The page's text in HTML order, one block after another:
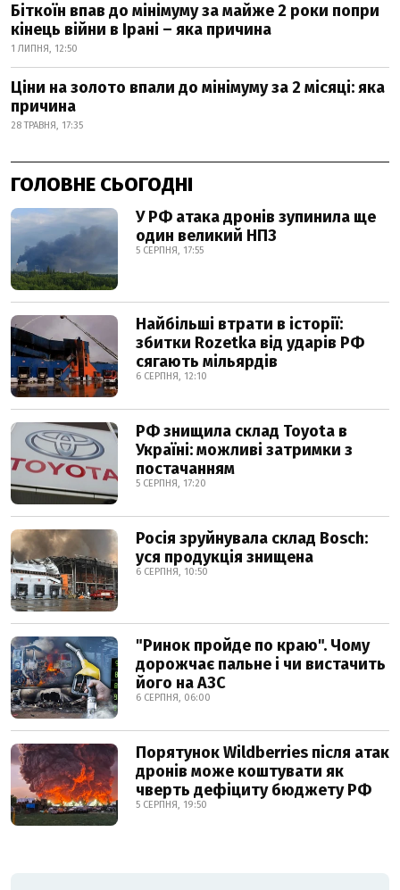
Біткоїн впав до мінімуму за майже 2 роки попри
кінець війни в Ірані – яка причина
1 ЛИПНЯ, 12:50
Ціни на золото впали до мінімуму за 2 місяці: яка
причина
28 ТРАВНЯ, 17:35
ГОЛОВНЕ СЬОГОДНІ
У РФ атака дронів зупинила ще
один великий НПЗ
5 СЕРПНЯ, 17:55
Найбільші втрати в історії:
збитки Rozetka від ударів РФ
сягають мільярдів
6 СЕРПНЯ, 12:10
РФ знищила склад Toyota в
Україні: можливі затримки з
постачанням
5 СЕРПНЯ, 17:20
Росія зруйнувала склад Bosch:
уся продукція знищена
6 СЕРПНЯ, 10:50
"Ринок пройде по краю". Чому
дорожчає пальне і чи вистачить
його на АЗС
6 СЕРПНЯ, 06:00
Порятунок Wildberries після атак
дронів може коштувати як
чверть дефіциту бюджету РФ
5 СЕРПНЯ, 19:50